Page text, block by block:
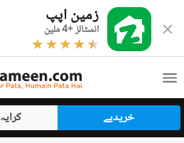
زمین اپپ
انسٹالز +4 ملین
خریدیے